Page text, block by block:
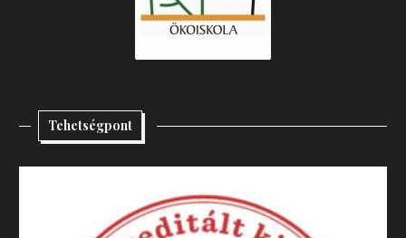
Tehetségpont